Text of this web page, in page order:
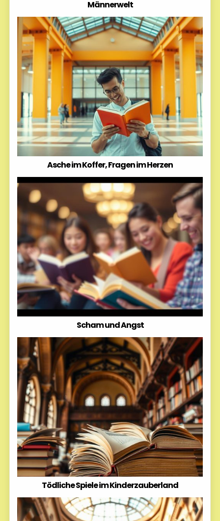
Männerwelt
Asche im Koffer, Fragen im Herzen
Scham und Angst
Tödliche Spiele im Kinderzauberland